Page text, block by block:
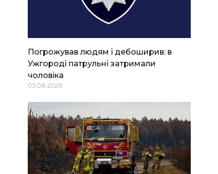
Погрожував людям і дебоширив: в
Ужгороді патрульні затримали
чоловіка
05.08.2026